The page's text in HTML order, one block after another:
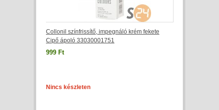
Collonil színfrissítő, impegnáló krém fekete
Cipő ápoló 33030001751
999 Ft
Nincs készleten